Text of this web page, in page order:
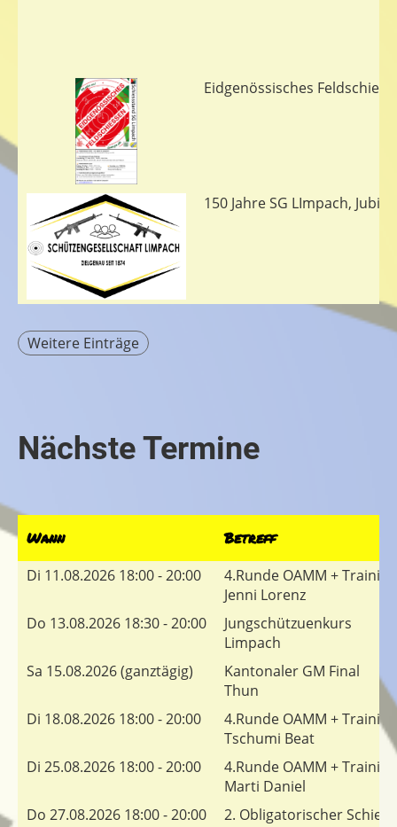
Eidgenössisches
150 Jahre SG LImpach,
Weitere Einträge
Nächste Termine
Wann Betreff
Di 11.08.2026 18:00 - 20:00
4.Runde OAMM + Training
Jenni Lorenz
Do 13.08.2026 18:30 - 20:00
Jungschützuenkurs
Limpach
Sa 15.08.2026 (ganztägig)
Kantonaler GM Final
Thun
Di 18.08.2026 18:00 - 20:00
4.Runde OAMM + Training
Tschumi Beat
Di 25.08.2026 18:00 - 20:00
4.Runde OAMM + Training
Marti Daniel
Do 27.08.2026 18:00 - 20:00
2. Obligatorischer